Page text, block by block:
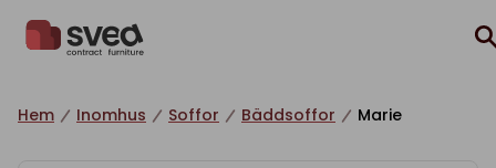
Hem Inomhus Soffor Bäddsoffor Marie